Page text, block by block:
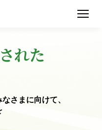
れた
さまに向けて、